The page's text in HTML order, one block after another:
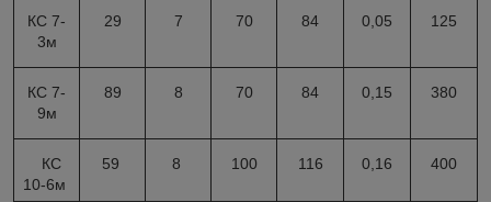
КС 7-
3м
29 7 70 84 0,05 125
КС 7-
9м
89 8 70 84 0,15 380
КС
10-6м
59 8 100 116 0,16 400